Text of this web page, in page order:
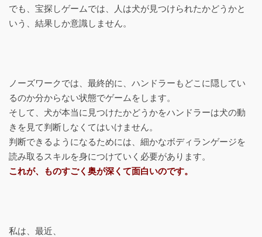
でも、宝探しゲームでは、人は犬が見つけられたかどうかと
いう、結果しか意識しません。
ノーズワークでは、最終的に、ハンドラーもどこに隠してい
るのか分からない状態でゲームをします。
そして、犬が本当に見つけたかどうかをハンドラーは犬の動
きを見て判断しなくてはいけません。
判断できるようになるためには、細かなボディランゲージを
読み取るスキルを身につけていく必要があります。
これが、ものすごく奥が深くて面白いのです。
私は、最近、